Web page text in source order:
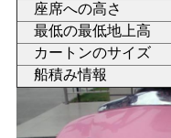
バ
ー
ポ
座席への高さ
最低の最低地上高
カートンのサイズ
船積み情報